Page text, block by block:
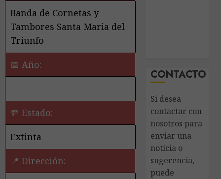
Banda de Cornetas y
Tambores Santa Maria del
Triunfo
📅 Año:
🚥 Estado:
Extinta
📍 Dirección:
CONTACTO
Si desea
contactar con
nosotros para
enviar una
noticia o
sugerencia,
puede